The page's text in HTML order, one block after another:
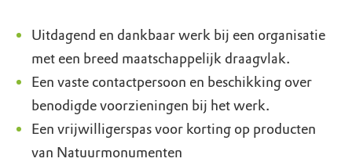
Uitdagend en dankbaar werk bij een organisatie
met een breed maatschappelijk draagvlak.
Een vaste contactpersoon en beschikking over
benodigde voorzieningen bij het werk.
Een vrijwilligerspas voor korting op producten
van Natuurmonumenten